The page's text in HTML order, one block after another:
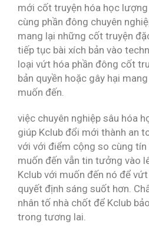
mới cốt truyện hóa học
cùng phần đông chuyên
mang lại những cốt truyện
tiếp tục bài xích bản vào
loại vứt hóa phần đông cốt
bản quyền hoặc gây hại
muốn đến.
việc chuyên nghiệp sâu hóa
giúp Kclub đổi mới thành an
với với điểm cộng so cùng
muốn đến vẫn tin tưởng vào
Kclub với muốn đến nó để
quyết định sáng suốt hơn.
nhân tố nhà chốt để Kclub
trong tương lai.